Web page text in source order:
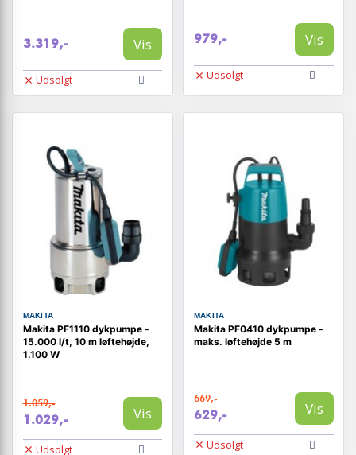
3.319,- Vis
Udsolgt
979,- Vis
Udsolgt
MAKITA
Makita PF1110 dykpumpe -
15.000 l/t, 10 m løftehøjde,
1.100 W
1.059,-
1.029,- Vis
Udsolgt
MAKITA
Makita PF0410 dykpumpe -
maks. løftehøjde 5 m
669,-
629,- Vis
Udsolgt